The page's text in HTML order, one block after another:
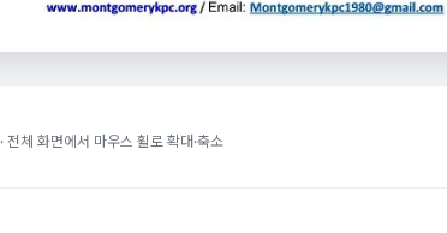
· 전체 화면에서 마우스 휠로 확대·축소